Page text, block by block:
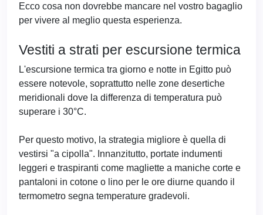
Ecco cosa non dovrebbe mancare nel vostro bagaglio
per vivere al meglio questa esperienza.
Vestiti a strati per escursione termica
L'escursione termica tra giorno e notte in Egitto può
essere notevole, soprattutto nelle zone desertiche
meridionali dove la differenza di temperatura può
superare i 30°C.
Per questo motivo, la strategia migliore è quella di
vestirsi "a cipolla". Innanzitutto, portate indumenti
leggeri e traspiranti come magliette a maniche corte e
pantaloni in cotone o lino per le ore diurne quando il
termometro segna temperature gradevoli.